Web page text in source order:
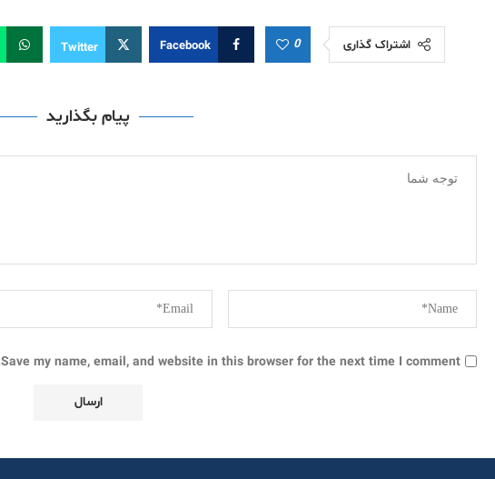
اشتراک گذاری 0
Facebook
Twitter
پیام بگذارید
Save my name, email, and website in this browser for the next time I comment.